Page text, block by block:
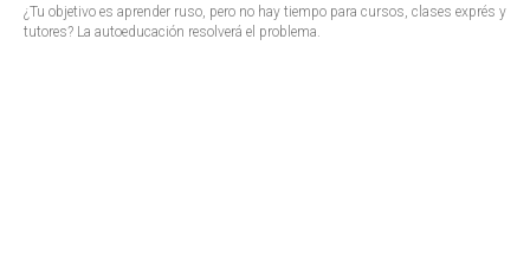
¿Tu objetivo es aprender ruso, pero no hay tiempo para cursos, clases exprés y
tutores? La autoeducación resolverá el problema.